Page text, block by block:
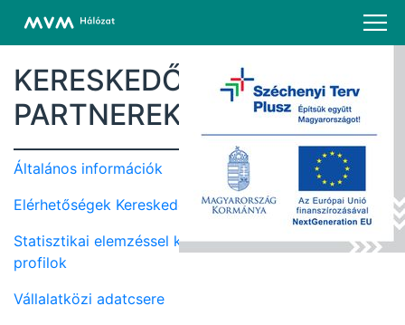
KERESKEDŐ
PARTNEREKNEK
Általános információk
Elérhetőségek Kereskedő partnereink részére
Statisztikai elemzéssel készített felhasználói terhelési
profilok
Vállalatközi adatcsere